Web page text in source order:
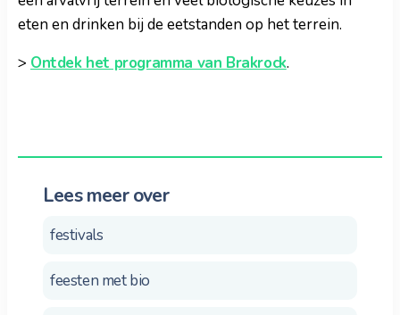
eten en drinken bij de eetstanden op het terrein.
> Ontdek het programma van Brakrock.
Lees meer over
festivals
feesten met bio